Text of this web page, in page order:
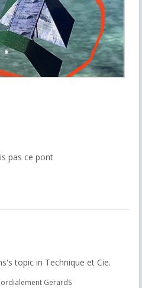
pas ce pont
topic in Technique et Cie.
GerardS